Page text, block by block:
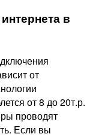
в
от
от 8 до 20т.р.
проводят
Если вы